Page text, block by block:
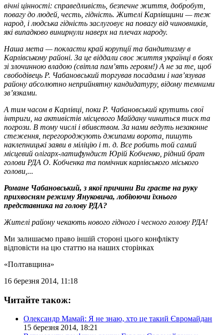
вічні цінності: справедливість, безпечне життя, добробут,
повагу до людей, честь, гідність. Жителі Карлівщини — теж
народ, і людська гідність заслуговує на повагу від чиновників,
які випадково винирнули наверх на плечах народу.
Наша мета — покласти край корупції та бандитизму в
Карлівському районі. За це віддали своє життя українці в боях
зі злочинною владою (світла пам’ять героям!) А не за те, щоб
свободівець Р. Чабановський торгував посадами і нав’язував
району абсолютно неприйнятну кандидатуру, відому темними
зв’язками.
А тим часом в Карлівці, поки Р. Чабановський крутить свої
інтриги, на активістів місцевого Майдану чиниться тиск та
погрози. В тому числі і вбивством. За нами ведуть незаконне
стеження, перегороджують джипами ворота, пишуть
наклепницькі заяви в міліцію і т. д. Все робить той самий
місцевий олігарх-латифундист Юрій Кобченко, рідний брат
голови РДА О. Кобченка та помічник карлівського міського
голови,...
Романе Чабановський, з якої причини Ви граєте на руку
прихвосням режиму Януковича, лобіюючи їхнього
представника на голову РДА?
Жителі району чекають нового гідного і чесного голову РДА!
Ми залишаємо право іншій стороні цього конфлікту
відповісти на цю статтю на наших сторінках
«Полтавщина»
16 березня 2014, 11:18
Читайте також:
Олександр Мамай: Я не знаю, хто це такий Євромайдан
15 березня 2014, 18:21